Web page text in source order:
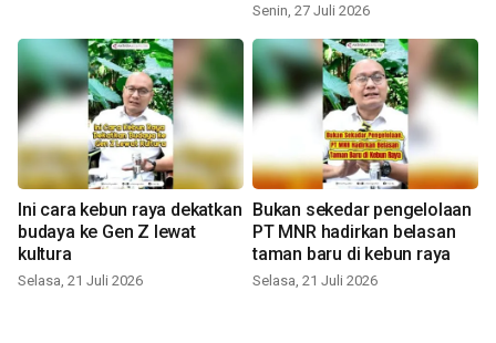
Senin, 27 Juli 2026
Ini cara kebun raya dekatkan
budaya ke Gen Z lewat
kultura
Selasa, 21 Juli 2026
Bukan sekedar pengelolaan
PT MNR hadirkan belasan
taman baru di kebun raya
Selasa, 21 Juli 2026